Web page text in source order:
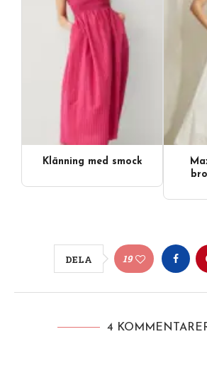
Klänning med smock
DELA 19
4